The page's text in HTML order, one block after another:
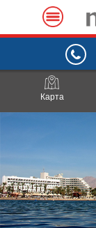
Карта